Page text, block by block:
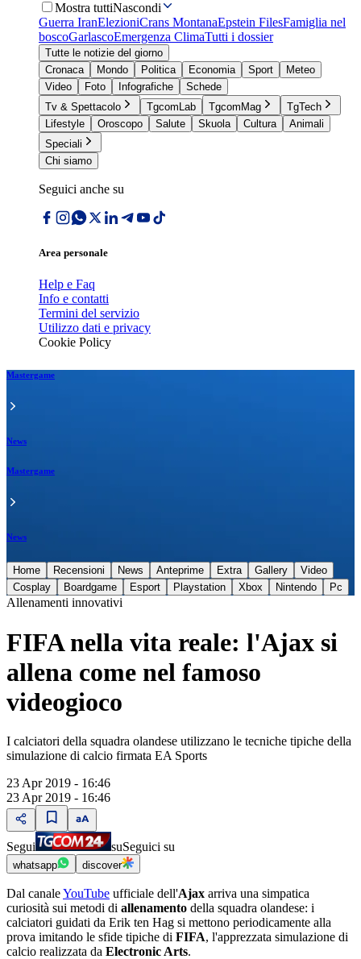
Mostra tuttiNascondi
Guerra IranElezioniCrans MontanaEpstein FilesFamiglia nel
boscoGarlascoEmergenza ClimaTutti i dossier
Tutte le notizie del giorno
Cronaca
Mondo Politica Economia Sport
Meteo
Video
Foto Infografiche
Schede
Tv & Spettacolo
TgcomLab TgcomMag
TgTech
Lifestyle
Oroscopo Salute Skuola Cultura
Animali
Speciali
Chi siamo
Seguici anche su
Area personale
Help e Faq
Info e contatti
Termini del servizio
Utilizzo dati e privacy
Cookie Policy
Mastergame
News
Mastergame
News
Home Recensioni News Anteprime Extra Gallery
Video
Cosplay
Boardgame Esport Playstation Xbox Nintendo Pc
Allenamenti innovativi
FIFA nella vita reale: l'Ajax si
allena come nel famoso
videogioco
I calciatori della squadra olandese utilizzano le tecniche tipiche della
simulazione di calcio firmata EA Sports
23 Apr 2019 - 16:46
23 Apr 2019 - 16:46
Segui suSeguici su
whatsapp discover
Dal canaleYouTube ufficiale dell'Ajax arriva una simpatica
curiosità sui metodi di allenamento della squadra olandese: i
calciatori guidati da Erik ten Hag si mettono periodicamente alla
prova imitando le sfide tipiche di FIFA, l'apprezzata simulazione di
calcio realizzata da Electronic Arts.